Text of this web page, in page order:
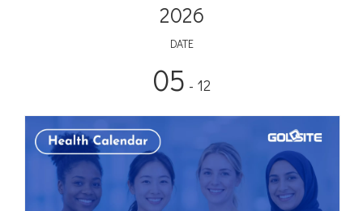
2026
DATE
05 - 12